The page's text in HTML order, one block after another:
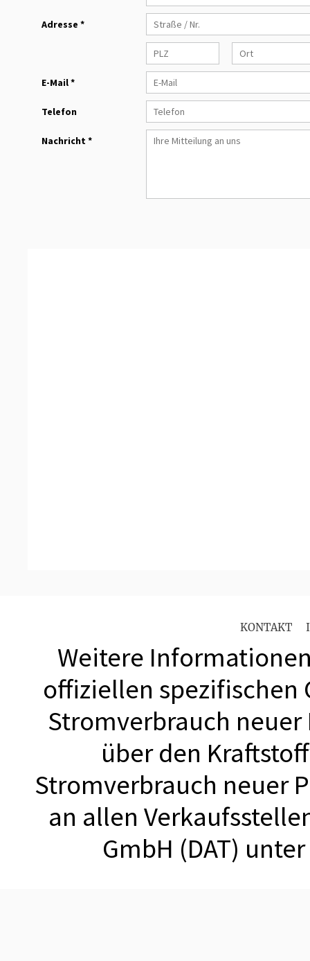
Adresse *
E-Mail *
Telefon
Nachricht *
KONTAKT
Weitere
offiziellen spezifischen
Stromverbrauch
über den
Stromverbrauch neuer
an allen
GmbH (DAT) unter